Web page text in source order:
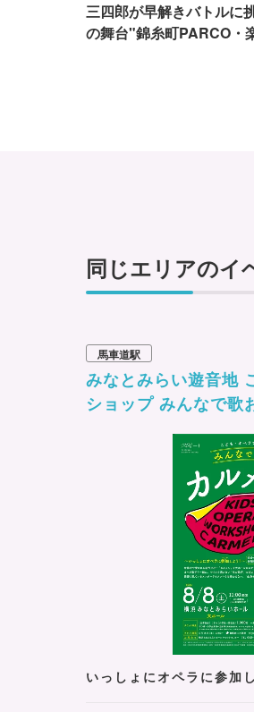
三四郎が早解きバトルに
の舞台"錦糸町PARCO・
同じエリアのイ
馬車道駅
みなとみらい遊音地
ショップ みんなで歌
いっしょにオペラに参加